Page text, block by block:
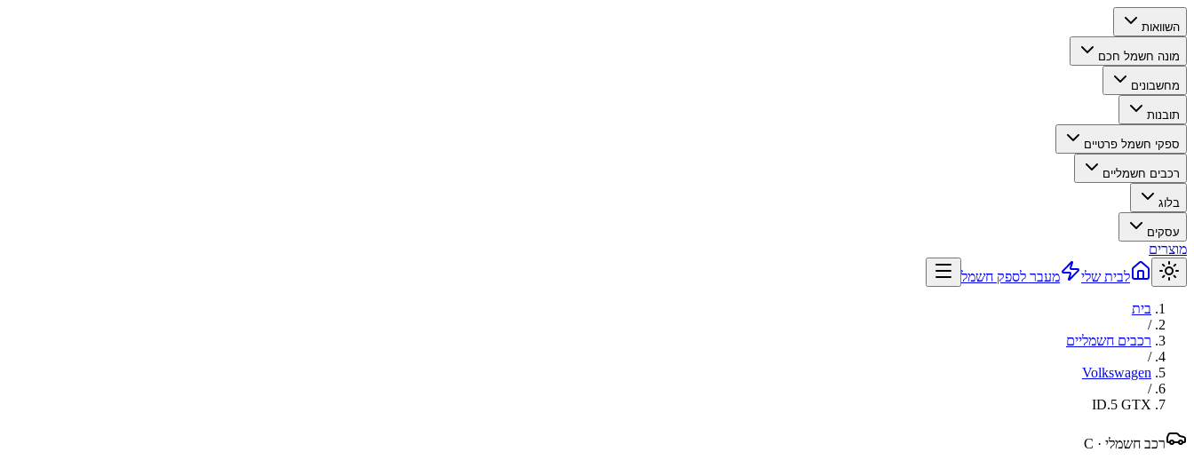
השוואות
מונה חשמל חכם
מחשבונים
תובנות
ספקי חשמל פרטיים
רכבים חשמליים
בלוג
עסקים
מוצרים
לבית שלי
מעבר לספק חשמל
בית
/
רכבים חשמליים
/
Volkswagen
/
ID.5 GTX
רכב חשמלי · C